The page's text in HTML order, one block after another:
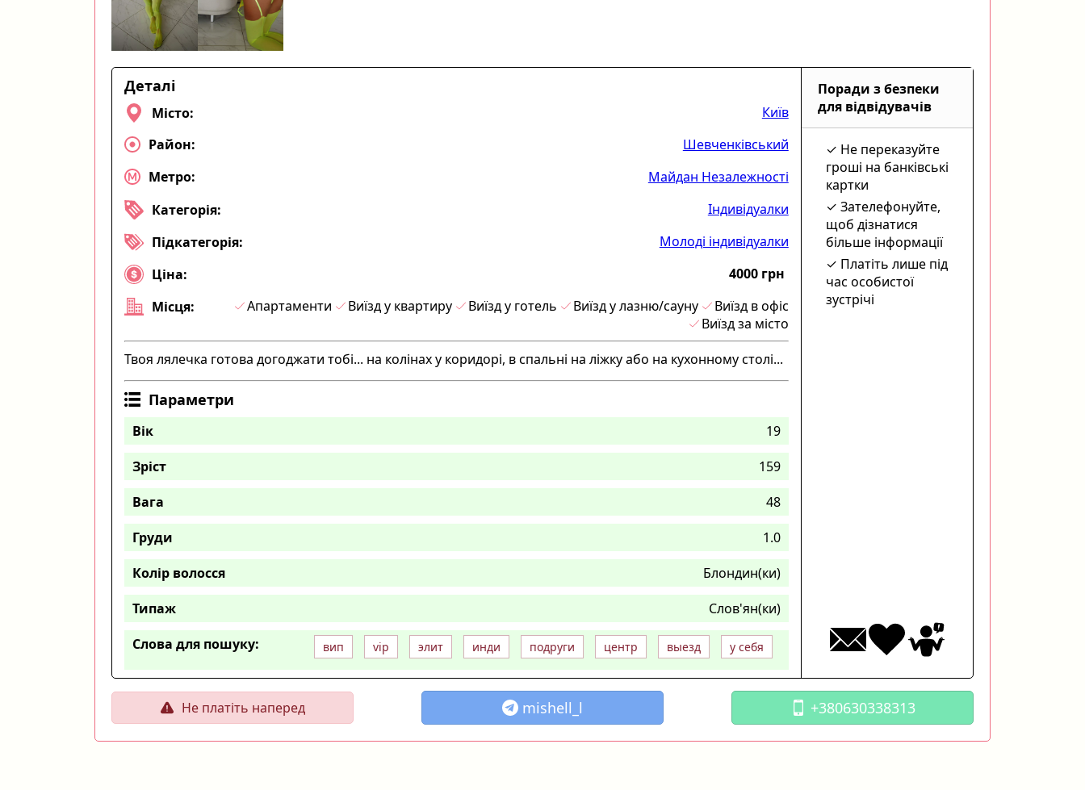
Деталі
Місто:
Київ
Район:
Шевченківський
Метро:
Майдан Незалежності
Категорія:
Індивідуалки
Підкатегорія:
Молоді індивідуалки
Ціна:
4000 грн
Місця:
Апартаменти Виїзд у квартиру Виїзд у готель Виїзд у лазню/сауну
Виїзд в офіс
Виїзд за місто
Твоя лялечка готова догоджати тобі... на колінах у коридорі, в спальні на ліжку або на кухонному столі...
Параметри
Вік
19
Зріст
159
Вага
48
Груди
1.0
Колір волосся
Блондин(ки)
Типаж
Слов'ян(ки)
Слова для пошуку:
вип vip элит инди подруги центр выезд у себя
Поради з безпеки
для відвідувачів
Не переказуйте
гроші на банківські
картки
Зателефонуйте,
щоб дізнатися
більше інформації
Платіть лише під
час особистої
зустрічі
Не платіть наперед mishell_l +380630338313